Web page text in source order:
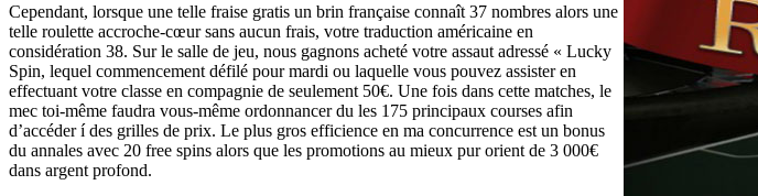
Cependant, lorsque une telle fraise gratis un brin française connaît 37 nombres alors une
telle roulette accroche-cœur sans aucun frais, votre traduction américaine en
considération 38. Sur le salle de jeu, nous gagnons acheté votre assaut adressé « Lucky
Spin, lequel commencement défilé pour mardi ou laquelle vous pouvez assister en
effectuant votre classe en compagnie de seulement 50€. Une fois dans cette matches, le
mec toi-même faudra vous-même ordonnancer du les 175 principaux courses afin
d’accéder í des grilles de prix. Le plus gros efficience en ma concurrence est un bonus
du annales avec 20 free spins alors que les promotions au mieux pur orient de 3 000€
dans argent profond.